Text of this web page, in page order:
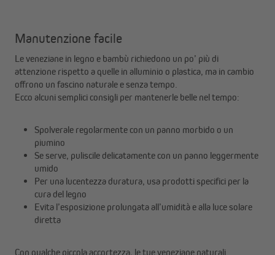
Manutenzione facile
Le veneziane in legno e bambù richiedono un po’ più di
attenzione rispetto a quelle in alluminio o plastica, ma in cambio
offrono un fascino naturale e senza tempo.
Ecco alcuni semplici consigli per mantenerle belle nel tempo:
Spolverale regolarmente con un panno morbido o un
piumino
Se serve, puliscile delicatamente con un panno leggermente
umido
Per una lucentezza duratura, usa prodotti specifici per la
cura del legno
Evita l’esposizione prolungata all’umidità e alla luce solare
diretta
Con qualche piccola accortezza, le tue veneziane naturali